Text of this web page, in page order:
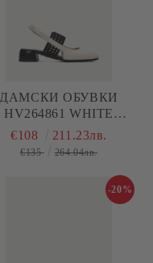
ДАМСКИ ОБУВКИ
HV264861 WHITE
HISPANITAS
€108 211.23лв.
€135 264.04лв.
-20%